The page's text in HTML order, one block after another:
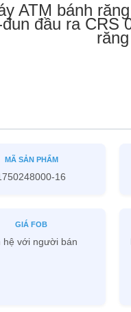
ATM bánh
đầu ra CRS
răng
MÃ SẢN PHẨM
16
GIÁ FOB
hệ với người bán